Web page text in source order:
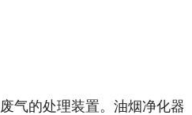
气的处理装置。油烟净化